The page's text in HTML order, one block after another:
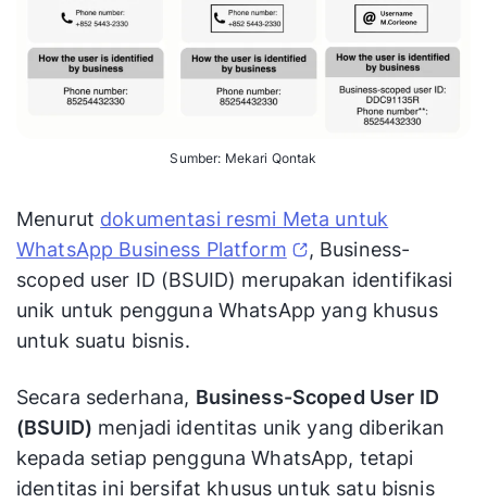
Sumber: Mekari Qontak
Menurut dokumentasi resmi Meta untuk
WhatsApp Business Platform
, Business-
scoped user ID (BSUID) merupakan identifikasi
unik untuk pengguna WhatsApp yang khusus
untuk suatu bisnis.
Secara sederhana, Business-Scoped User ID
(BSUID) menjadi identitas unik yang diberikan
kepada setiap pengguna WhatsApp, tetapi
identitas ini bersifat khusus untuk satu bisnis